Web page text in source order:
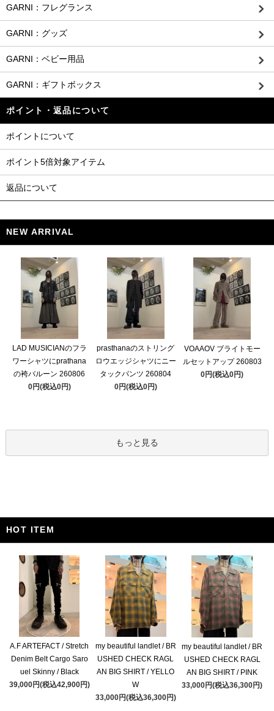
GARNI：フレグランス
GARNI：グッズ
GARNI：ベビー用品
GARNI：ギフトボックス
ポイント・返品について
ポイントについて
ポイント5倍対象アイテム
返品について
NEW ARRIVAL
LAD MUSICIANのフラ
ワーシャツにprathana
の袴バルーン 260806
0円(税込0円)
prasthanaのストリング
ロウエッジシャツにニー
タックパンツ 260804
0円(税込0円)
VOAAOV ブライトモー
ルセットアップ 260803
0円(税込0円)
もっと見る
HOT ITEM
A.F ARTEFACT / Stretch
Denim Belt Cargo Saro
uel Skinny / Black
39,000円(税込42,900円)
my beautiful landlet / BR
USHED CHECK RAGL
AN BIG SHIRT / YELLO
W
33,000円(税込36,300円)
my beautiful landlet / BR
USHED CHECK RAGL
AN BIG SHIRT / PINK
33,000円(税込36,300円)